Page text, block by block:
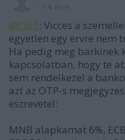
@ColT: Vicces a
egyetlen egy ervre nem
Ha pedig meg barkinek
kapcsolatban, hogy te
sem rendelkezel a
azt az OTP-s
eszrevetel:
MNB alapkamat 6%,